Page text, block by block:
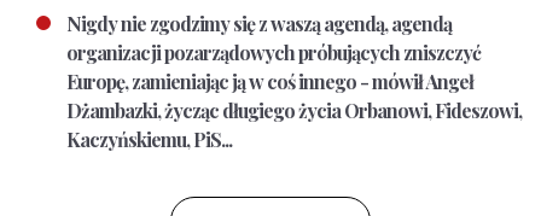
Nigdy nie zgodzimy się z waszą agendą, agendą
organizacji pozarządowych próbujących zniszczyć
Europę, zamieniając ją w coś innego - mówił Angeł
Dżambazki,życząc długiego życia Orbanowi, Fideszowi,
Kaczyńskiemu, PiS...